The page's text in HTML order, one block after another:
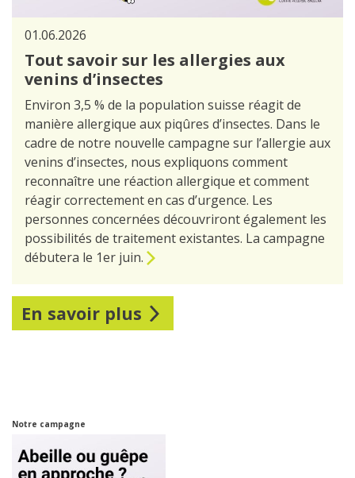
01.06.2026
Tout savoir sur les allergies aux
venins d’insectes
Environ 3,5 % de la population suisse réagit de
manière allergique aux piqûres d’insectes. Dans le
cadre de notre nouvelle campagne sur l’allergie aux
venins d’insectes, nous expliquons comment
reconnaître une réaction allergique et comment
réagir correctement en cas d’urgence. Les
personnes concernées découvriront également les
possibilités de traitement existantes. La campagne
débutera le 1er juin.
En savoir plus
Notre campagne